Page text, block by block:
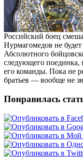
Российский боец
Нурмагомедов не
Абсолютного
следующего поединка,
его команды. Пока не
братьев — вообще не
Понравилась